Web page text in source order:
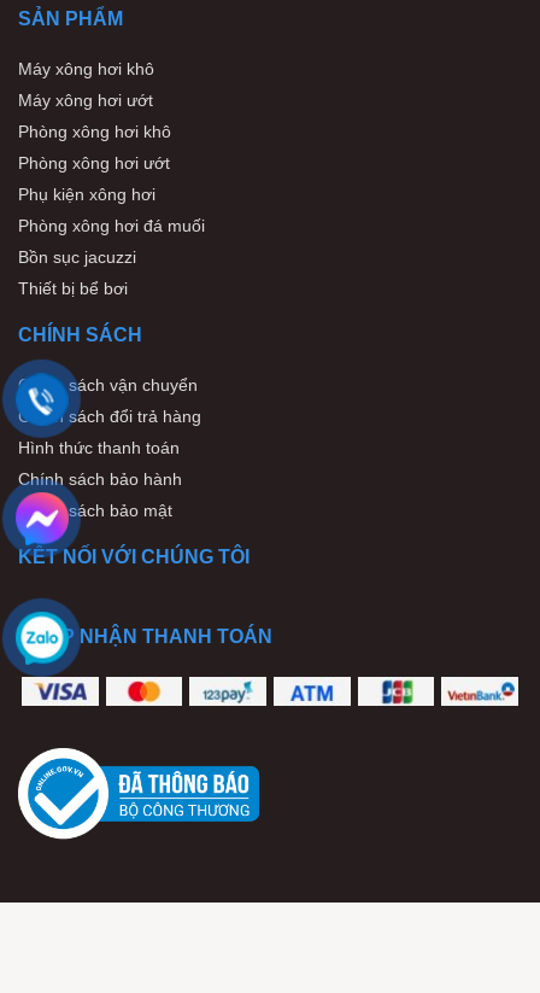
SẢN PHẨM
Máy xông hơi khô
Máy xông hơi ướt
Phòng xông hơi khô
Phòng xông hơi ướt
Phụ kiện xông hơi
Phòng xông hơi đá muối
Bồn sục jacuzzi
Thiết bị bể bơi
CHÍNH SÁCH
Chính sách vận chuyển
Chính sách đổi trả hàng
Hình thức thanh toán
Chính sách bảo hành
Chính sách bảo mật
KẾT NỐI VỚI CHÚNG TÔI
CHẤP NHẬN THANH TOÁN